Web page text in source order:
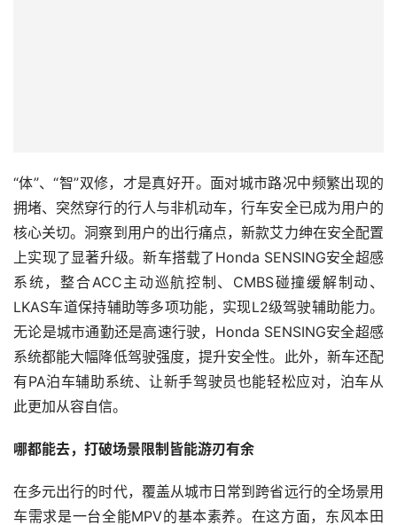
“体”、“智”双修，才是真好开。面对城市路况中频繁出现的
拥堵、突然穿行的行人与非机动车，行车安全已成为用户的
核心关切。洞察到用户的出行痛点，新款艾力绅在安全配置
上实现了显著升级。新车搭载了Honda SENSING安全超感
系统，整合ACC主动巡航控制、CMBS碰撞缓解制动、
LKAS车道保持辅助等多项功能，实现L2级驾驶辅助能力。
无论是城市通勤还是高速行驶，Honda SENSING安全超感
系统都能大幅降低驾驶强度，提升安全性。此外，新车还配
有PA泊车辅助系统、让新手驾驶员也能轻松应对，泊车从
此更加从容自信。
哪都能去，打破场景限制皆能游刃有余
在多元出行的时代，覆盖从城市日常到跨省远行的全场景用
车需求是一台全能MPV的基本素养。在这方面，东风本田